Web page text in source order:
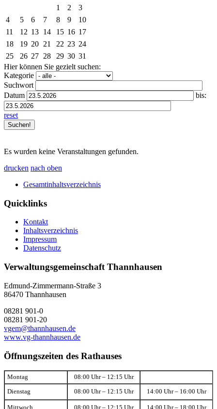
1
2
3
4
5 6 7 8 9
10
11
12 13 14 15 16 17
18
19 20 21 22 23 24
25
26 27 28 29 30 31
Hier können Sie gezielt suchen:
Kategorie
Suchwort
Datum
bis:
reset
Es wurden keine Veranstaltungen gefunden.
drucken nach oben
Gesamtinhaltsverzeichnis
Quicklinks
Kontakt
Inhaltsverzeichnis
Impressum
Datenschutz
Verwaltungsgemeinschaft Thannhausen
Edmund-Zimmermann-Straße 3
86470 Thannhausen
08281 901-0
08281 901-20
vgem@thannhausen.de
www.vg-thannhausen.de
Öffnungszeiten des Rathauses
Montag 08:00 Uhr – 12:15 Uhr
Dienstag 08:00 Uhr – 12:15 Uhr 14:00 Uhr – 16:00 Uhr